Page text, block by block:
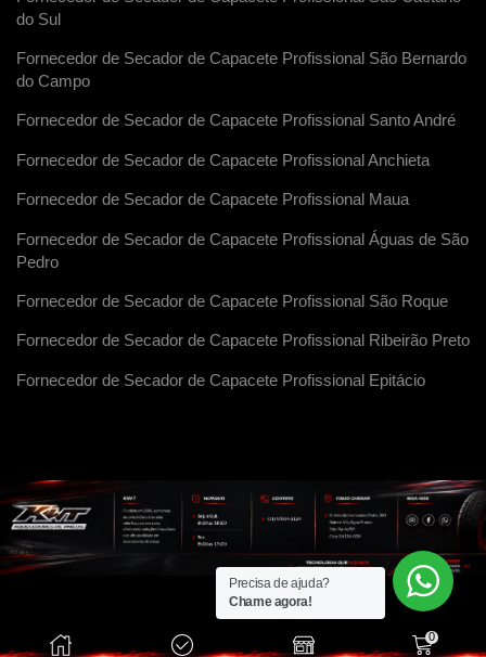
do Sul
Fornecedor de Secador de Capacete Profissional São Bernardo
do Campo
Fornecedor de Secador de Capacete Profissional Santo André
Fornecedor de Secador de Capacete Profissional Anchieta
Fornecedor de Secador de Capacete Profissional Maua
Fornecedor de Secador de Capacete Profissional Águas de São
Pedro
Fornecedor de Secador de Capacete Profissional São Roque
Fornecedor de Secador de Capacete Profissional Ribeirão Preto
Fornecedor de Secador de Capacete Profissional Epitácio
0
Precisa de ajuda?
Chame agora!